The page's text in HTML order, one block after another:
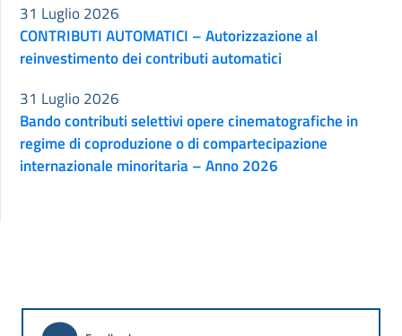
CONTRIBUTI AUTOMATICI – Autorizzazione al
reinvestimento dei contributi automatici
31 Luglio 2026
Bando contributi selettivi opere cinematografiche in
regime di coproduzione o di compartecipazione
internazionale minoritaria – Anno 2026
31 Luglio 2026